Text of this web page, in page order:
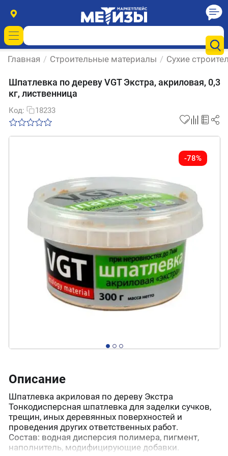
Главная / Строительные материалы / Сухие
Шпатлевка по дереву VGT Экстра, акриловая, 0,3
кг, лиственница
Код: 18233
-78%
Описание
Шпатлевка акриловая по дереву Экстра
Тонкодисперсная шпатлевка для заделки сучков,
трещин, иных деревянных поверхностей и
проведения других ответственных работ.
Состав: водная дисперсия полимера, пигмент,
наполнитель, модифицирующие добавки.